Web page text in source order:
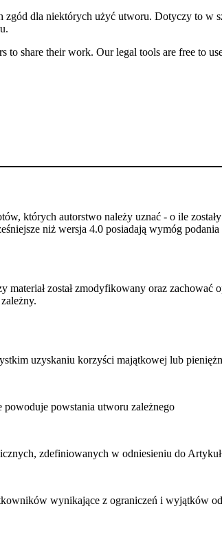
dla niektórych użyć utworu. Dotyczy to w
to share their work. Our legal tools are free to
których autorstwo należy uznać - o ile
niż wersja 4.0 posiadają wymóg
został zmodyfikowany oraz zachować
uzyskaniu korzyści majątkowej lub
powstania utworu zależnego
zdefiniowanych w odniesieniu do
wynikające z ograniczeń i wyjątków